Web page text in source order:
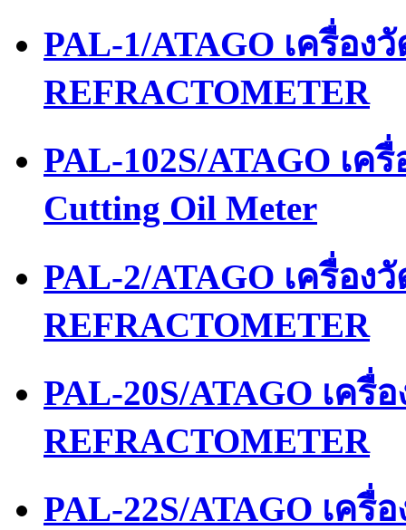
PAL-1/ATAGO เครื่อ
REFRACTOMETER
PAL-102S/ATAGO เ
Cutting Oil Meter
PAL-2/ATAGO เครื่อง
REFRACTOMETER
PAL-20S/ATAGO เครื่
REFRACTOMETER
PAL-22S/ATAGO เครื่